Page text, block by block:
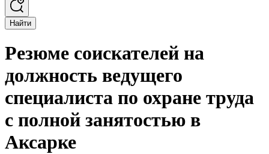
Найти
Резюме соискателей на
должность ведущего
специалиста по охране труда
с полной занятостью в
Аксарке